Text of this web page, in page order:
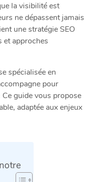
la visibilité est
ne dépassent jamais
une stratégie SEO
et approches
spécialisée en
pour
guide vous propose
adaptée aux enjeux